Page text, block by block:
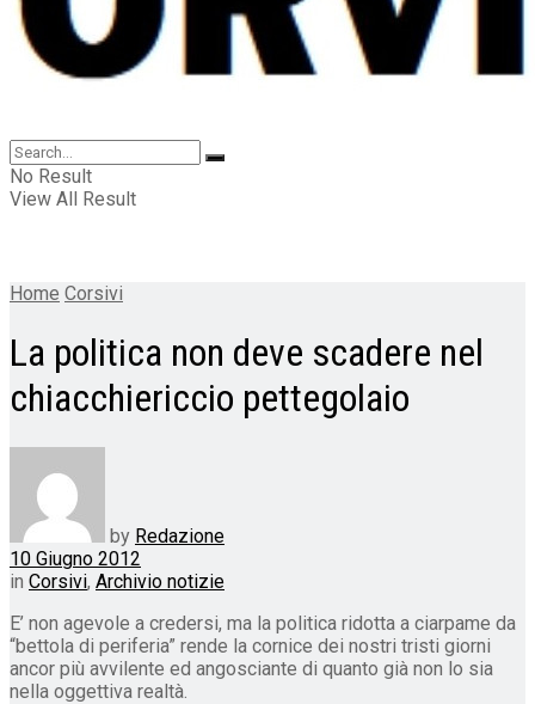
No Result
View All Result
Home Corsivi
La politica non deve scadere nel
chiacchiericcio pettegolaio
by Redazione
10 Giugno 2012
in Corsivi, Archivio notizie
E’ non agevole a credersi, ma la politica ridotta a ciarpame da
“bettola di periferia” rende la cornice dei nostri tristi giorni
ancor più avvilente ed angosciante di quanto già non lo sia
nella oggettiva realtà.